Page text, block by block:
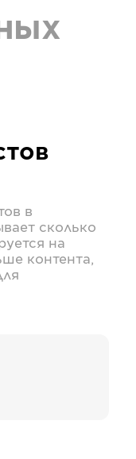
в
сколько
на
контента,